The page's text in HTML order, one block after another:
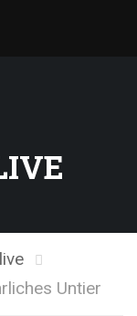
Untier